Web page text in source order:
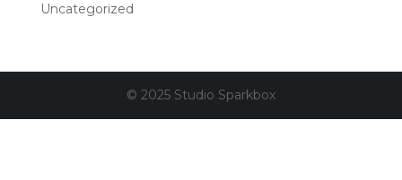
Uncategorized
© 2025 Studio Sparkbox